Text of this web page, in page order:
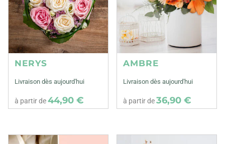
NERYS
Livraison dès aujourd'hui
à partir de44,90 €
AMBRE
Livraison dès aujourd'hui
à partir de36,90 €